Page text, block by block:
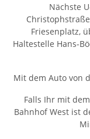
Nächste
Friesenplatz,
Haltestelle Hans-
Mit dem Auto von
Falls Ihr mit
Bahnhof West ist